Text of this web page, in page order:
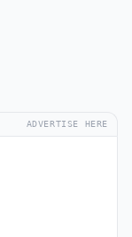
ADVERTISE HERE